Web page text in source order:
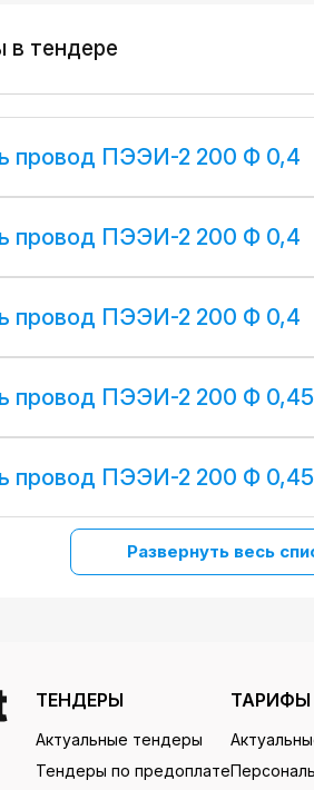
в тендере
провод ПЭЭИ-2 200 Ф 0,4
провод ПЭЭИ-2 200 Ф 0,4
провод ПЭЭИ-2 200 Ф 0,4
провод ПЭЭИ-2 200 Ф 0,45
провод ПЭЭИ-2 200 Ф 0,45
Развернуть весь
ТЕНДЕРЫ
Актуальные тендеры
Тендеры по предоплате
ТАРИФЫ